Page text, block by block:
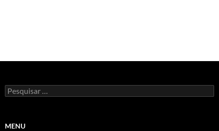
Pesquisar
por:
MENU